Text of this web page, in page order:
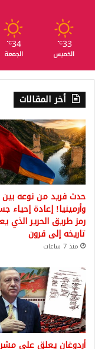
33
℃
الخميس
34
℃
الجمعة
أخر المقالات
حدث فريد من نوعه بين
وأرمينيا! إعادة إحياء
رمز طريق الحرير الذي
تاريخه إلى قرون
منذ 7 ساعات
أردوغان يعلق على